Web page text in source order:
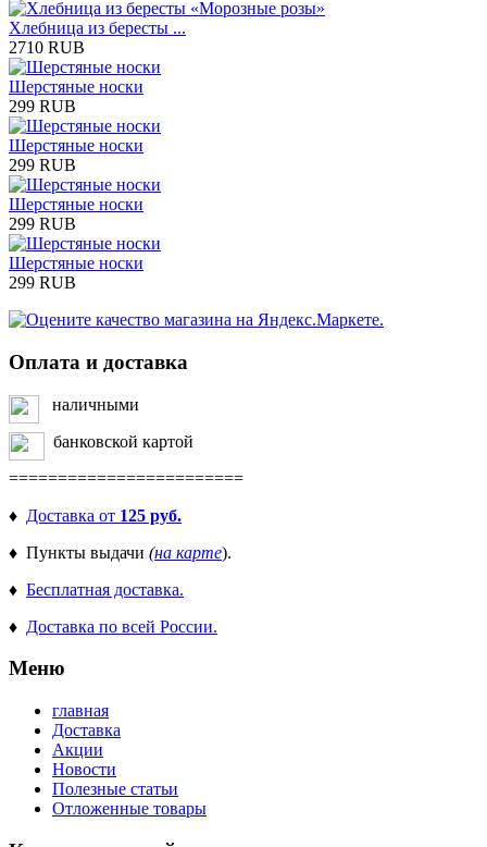
Хлебница из бересты ...
2710 RUB
Шерстяные носки
299 RUB
Шерстяные носки
299 RUB
Шерстяные носки
299 RUB
Шерстяные носки
299 RUB
Оплата и доставка
наличными
банковской картой
========================
♦ Доставка от 125 руб.
♦ Пункты выдачи (на карте).
♦ Бесплатная доставка.
♦ Доставка по всей России.
Меню
главная
Доставка
Акции
Новости
Полезные статьи
Отложенные товары